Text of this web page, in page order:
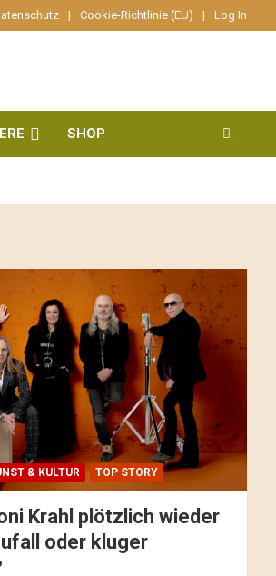
Cookie-Richtlinie (EU) Log In
SHOP
& KULTUR TOP STORY
Krahl plötzlich wieder
oder kluger